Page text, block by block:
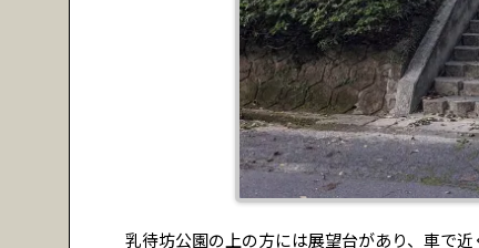
乳待坊公園の上の方には展望台があり、車で近